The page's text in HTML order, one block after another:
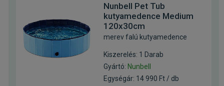
Nunbell Pet Tub
kutyamedence Medium
120x30cm
merev falú kutyamedence
Kiszerelés: 1 Darab
Gyártó: Nunbell
Egységár: 14 990 Ft / db